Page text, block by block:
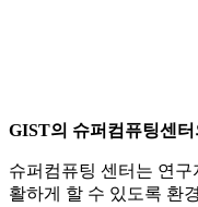
GIST의 슈퍼컴퓨팅센
슈퍼컴퓨팅 센터는 연
활하게 할 수 있도록 환